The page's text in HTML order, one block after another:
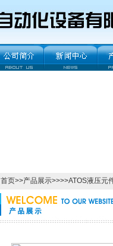
首页>>产品展示>>>>ATOS液压元